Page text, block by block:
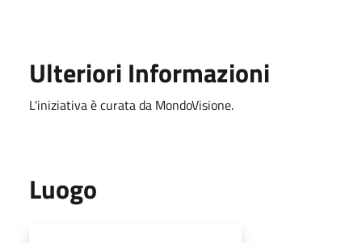
Ulteriori Informazioni
L'iniziativa è curata da MondoVisione.
Luogo